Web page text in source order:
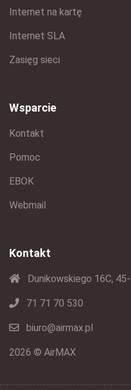
Internet na kartę
Internet SLA
Zasięg sieci
Wsparcie
Kontakt
Pomoc
EBOK
Webmail
Kontakt
Dunikowskiego 16C,
71 71 70 530
biuro@airmax.pl
2026 © AirMAX